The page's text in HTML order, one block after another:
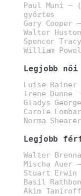
Paul Muni –
győztes
Gary
Walter
Spencer
William
Legjobb
Luise
Irene Dunne
Gladys
Carole
Norma
Legjobb
Walter
Mischa
Stuart
Basil
Akim